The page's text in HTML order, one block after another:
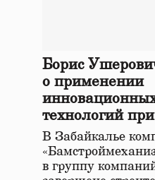
Борис
о применении
технологий при
строительстве
в Забайкалье
В Забайкалье
в группу